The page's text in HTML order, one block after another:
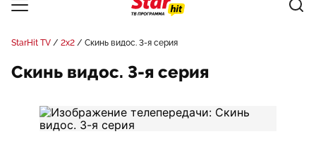
StarHit TV 2x2 Скинь видос. 3-я серия
Скинь видос. 3-я серия